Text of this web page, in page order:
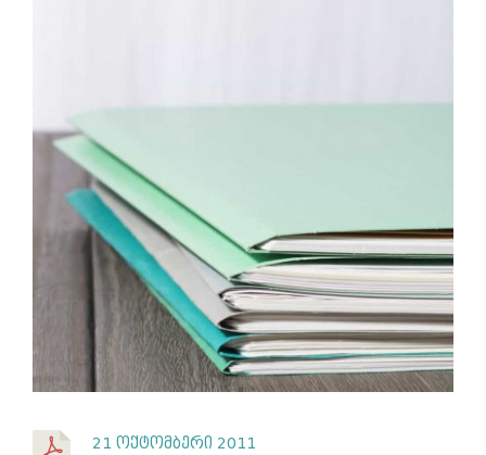
21 ოქტომბერი 2011